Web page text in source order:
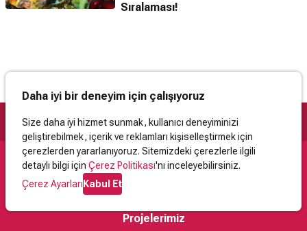
Sıralaması!
Daha iyi bir deneyim için çalışıyoruz
Size daha iyi hizmet sunmak, kullanıcı deneyiminizi
geliştirebilmek, içerik ve reklamları kişiselleştirmek için
çerezlerden yararlanıyoruz. Sitemizdeki çerezlerle ilgili
detaylı bilgi için Çerez Politikası'nı inceleyebilirsiniz.
Çerez AyarlarıKabul Et
Destek
İletişimYardımKullanıcı Sözleşmesi
Projelerimiz